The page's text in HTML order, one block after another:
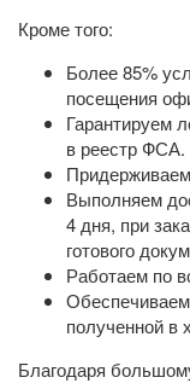
Кроме того:
Более 85%
посещения
Гарантируем
в реестр ФСА.
Выполняем
4 дня, при
готового
Работаем по
полученной в
Благодаря